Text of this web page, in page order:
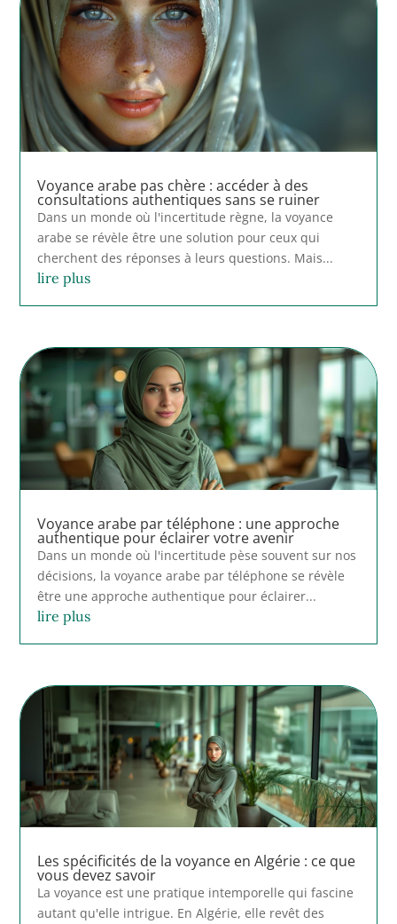
Voyance arabe pas chère : accéder à des
consultations authentiques sans se ruiner
Dans un monde où l'incertitude règne, la voyance
arabe se révèle être une solution pour ceux qui
cherchent des réponses à leurs questions. Mais...
lire plus
Voyance arabe par téléphone : une approche
authentique pour éclairer votre avenir
Dans un monde où l'incertitude pèse souvent sur nos
décisions, la voyance arabe par téléphone se révèle
être une approche authentique pour éclairer...
lire plus
Les spécificités de la voyance en Algérie : ce que
vous devez savoir
La voyance est une pratique intemporelle qui fascine
autant qu'elle intrigue. En Algérie, elle revêt des